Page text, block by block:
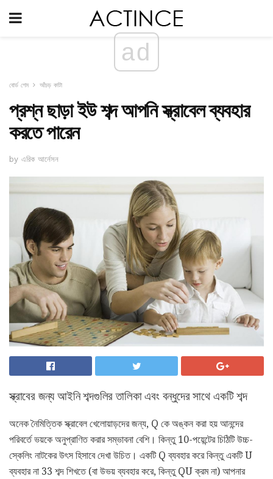
ad
বোর্ড গেম আঁচড় কাটা
প্রশ্ন ছাড়া ইউ শব্দ আপনি স্ক্রাবেল ব্যবহার
করতে পারেন
by এরিক আর্নেসন
স্ক্রাবের জন্য আইনি শব্দগুলির তালিকা এবং বন্ধুদের সাথে একটি শব্দ
অনেক নৈমিত্তিক স্ক্রাবেল খেলোয়াড়দের জন্য, Q কে অঙ্কন করা হয় আনন্দের
পরিবর্তে ভয়কে অনুপ্রাণিত করার সম্ভাবনা বেশি। কিন্তু 10-পয়েন্টের চিঠিটি উচ্চ-
স্কেলিং নাটকের উৎস হিসাবে দেখা উচিত। একটি Q ব্যবহার করে কিন্তু একটি U
ব্যবহার না 33 শব্দ শিখতে (বা উভয় ব্যবহার করে, কিন্তু QU ক্রম না) আপনার